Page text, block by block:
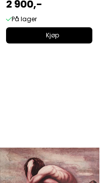
2 900,-
På lager
Kjøp